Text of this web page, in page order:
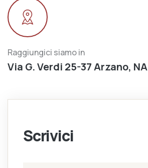
Raggiungici siamo in
Via G. Verdi 25-37 Arzano, NA
Scrivici